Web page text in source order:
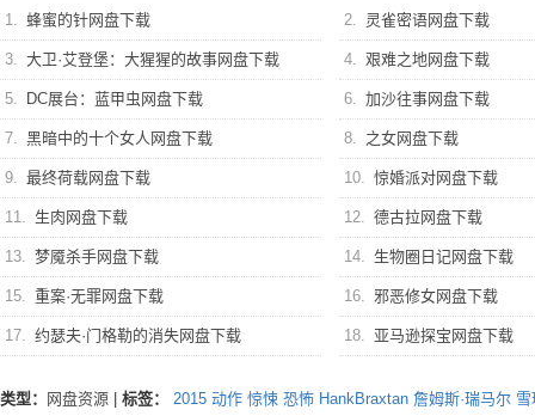
1. 蜂蜜的针网盘下载 2. 灵雀密语网盘下载
3. 大卫·艾登堡：大猩猩的故事网盘下载 4. 艰难之地网盘下载
5. DC展台：蓝甲虫网盘下载 6. 加沙往事网盘下载
7. 黑暗中的十个女人网盘下载 8. 之女网盘下载
9. 最终荷载网盘下载 10. 惊婚派对网盘下载
11. 生肉网盘下载 12. 德古拉网盘下载
13. 梦魇杀手网盘下载 14. 生物圈日记网盘下载
15. 重案·无罪网盘下载 16. 邪恶修女网盘下载
17. 约瑟夫·门格勒的消失网盘下载 18. 亚马逊探宝网盘下载
类型： 网盘资源 标签： 2015 动作 惊悚 恐怖 HankBraxtan 詹姆斯·瑞马尔 雪